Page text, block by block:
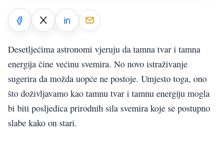
Desetljećima astronomi vjeruju da tamna tvar i tamna
energija čine većinu svemira. No novo istraživanje
sugerira da možda uopće ne postoje. Umjesto toga, ono
što doživljavamo kao tamnu tvar i tamnu energiju mogla
bi biti posljedica prirodnih sila svemira koje se postupno
slabe kako on stari.